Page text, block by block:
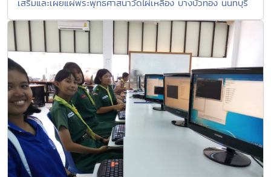
เสริมและเผยแผ่พระพุทธศาสนาวัดไผ่เหลือง บางบัวทอง นนทบุรี